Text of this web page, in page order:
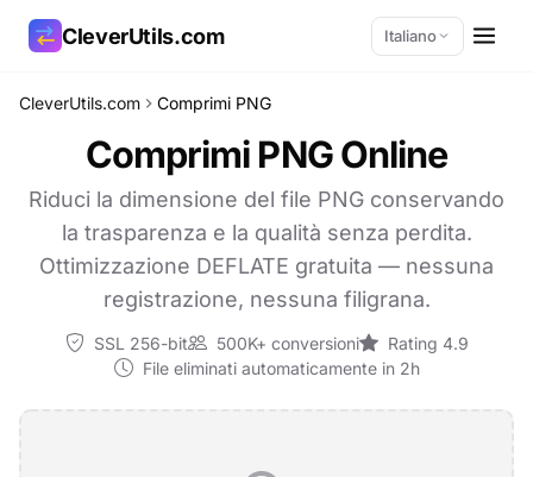
CleverUtils.com Italiano
CleverUtils.com Comprimi PNG
Comprimi PNG Online
Riduci la dimensione del file PNG conservando
la trasparenza e la qualità senza perdita.
Ottimizzazione DEFLATE gratuita — nessuna
registrazione, nessuna filigrana.
SSL 256-bit 500K+ conversioni
Rating 4.9
File eliminati automaticamente in 2h
Copia link